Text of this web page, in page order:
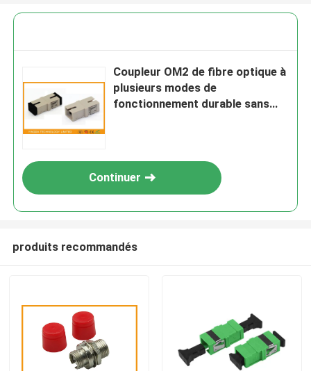
Coupleur OM2 de fibre optique à
plusieurs modes de
fonctionnement durable sans
Continuer
produits recommandés